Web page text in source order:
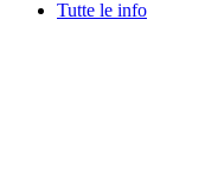
Tutte le info